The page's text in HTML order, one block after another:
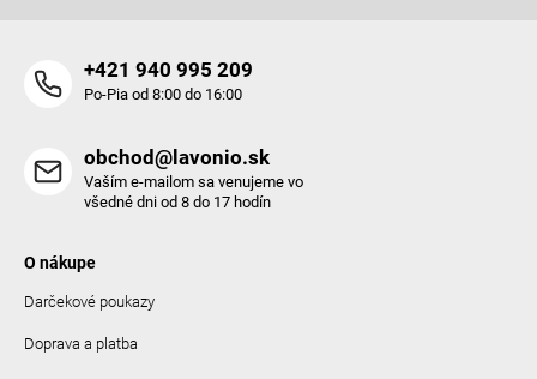
+421 940 995 209
Po-Pia od 8:00 do 16:00
obchod@lavonio.sk
Vaším e-mailom sa venujeme vo
všedné dni od 8 do 17 hodín
O nákupe
Darčekové poukazy
Doprava a platba